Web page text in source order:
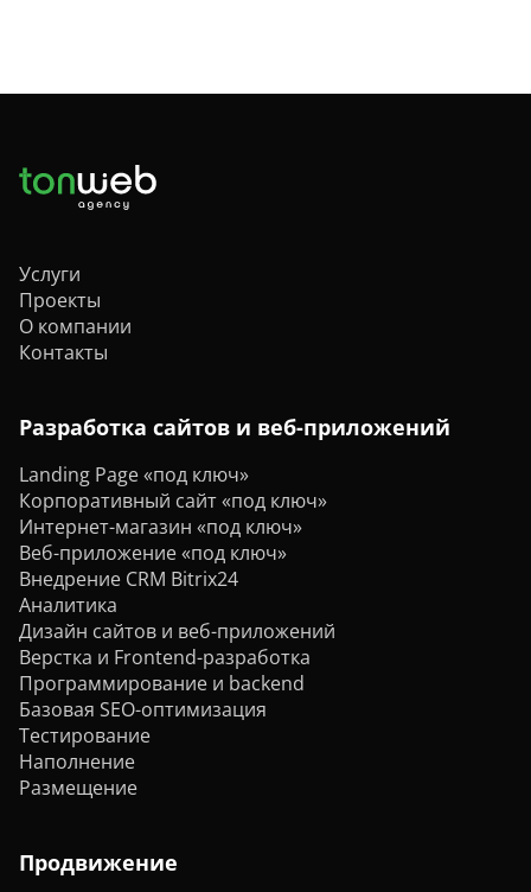
Услуги
Проекты
О компании
Контакты
Разработка сайтов и веб-приложений
Landing Page «под ключ»
Корпоративный сайт «под ключ»
Интернет-магазин «под ключ»
Веб-приложение «под ключ»
Внедрение CRM Bitrix24
Аналитика
Дизайн сайтов и веб-приложений
Верстка и Frontend-разработка
Программирование и backend
Базовая SEO-оптимизация
Тестирование
Наполнение
Размещение
Продвижение